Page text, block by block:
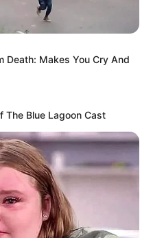
Death: Makes You Cry And
The Blue Lagoon Cast